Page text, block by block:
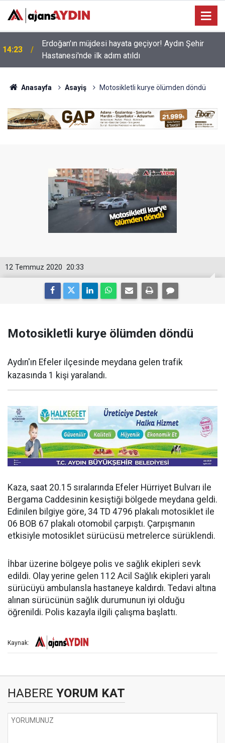
14:09 Didim Mavişehir Pazar Yeri’nde tatilci akını
Anasayfa Asayiş Motosikletli kurye ölümden döndü
20:33
12 Temmuz 2020
Motosikletli kurye ölümden döndü
Aydın'ın Efeler ilçesinde meydana gelen trafik
kazasında 1 kişi yaralandı.
Kaza, saat 20.15 sıralarında Efeler Hürriyet Bulvarı ile
Bergama Caddesinin kesiştiği bölgede meydana geldi.
Edinilen bilgiye göre, 34 TD 4796 plakalı motosiklet ile
06 BOB 67 plakalı otomobil çarpıştı. Çarpışmanın
etkisiyle motosiklet sürücüsü metrelerce sürüklendi.
İhbar üzerine bölgeye polis ve sağlık ekipleri sevk
edildi. Olay yerine gelen 112 Acil Sağlık ekipleri yaralı
sürücüyü ambulansla hastaneye kaldırdı. Tedavi altına
alınan sürücünün sağlık durumunun iyi olduğu
öğrenildi. Polis kazayla ilgili çalışma başlattı.
Kaynak:
HABERE YORUM KAT